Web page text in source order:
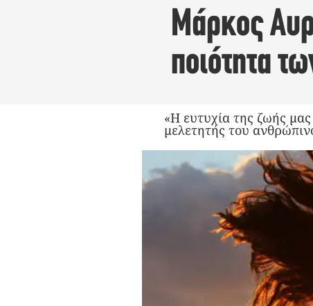
Μάρκος
ποιότητα
«Η ευτυχία της ζωής
μελετητής του